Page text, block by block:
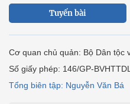
Tuyến bài
Cơ quan chủ quản: Bộ Dân tộc
Số giấy phép: 146/GP-
Tổng biên tập: Nguyễn Văn Bá